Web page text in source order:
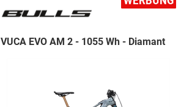
VUCA EVO AM 2 - 1055 Wh - Diamant